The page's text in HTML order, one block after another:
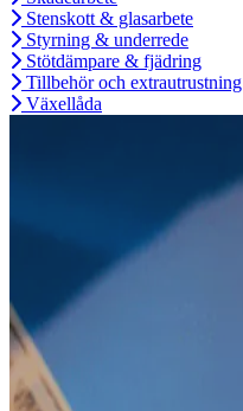
Stenskott & glasarbete
Styrning & underrede
Stötdämpare & fjädring
Tillbehör och extrautrustning
Växellåda